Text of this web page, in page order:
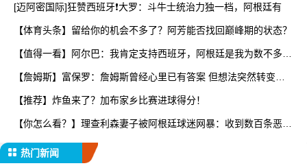
[迈阿密国际]狂赞西班牙❗大罗：斗牛士统治力独一档，阿根廷有
【体育头条】留给你的机会不多了？阿芳能否找回巅峰期的状态？
【值得一看】阿尔巴：我肯定支持西班牙，阿根廷是我为数不多会
【詹姆斯】富保罗：詹姆斯曾经心里已有答案 但想法突然转变又
【推荐】炸鱼来了？加布家乡比赛进球得分！
【你怎么看？】理查利森妻子被阿根廷球迷网暴：收到数百条恶
热门新闻